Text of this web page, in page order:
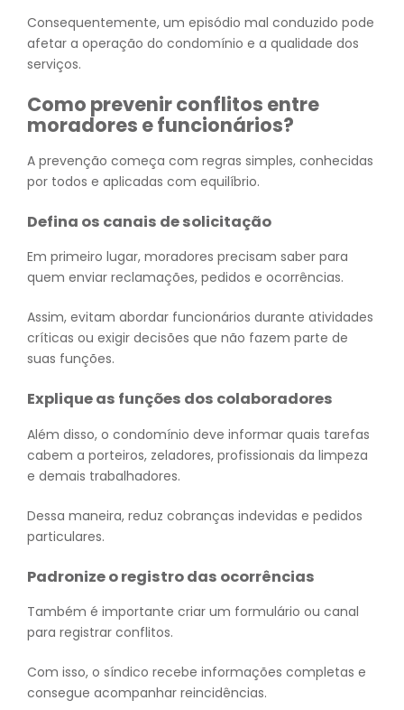
Consequentemente, um episódio mal conduzido pode
afetar a operação do condomínio e a qualidade dos
serviços.
Como prevenir conflitos entre
moradores e funcionários?
A prevenção começa com regras simples, conhecidas
por todos e aplicadas com equilíbrio.
Defina os canais de solicitação
Em primeiro lugar, moradores precisam saber para
quem enviar reclamações, pedidos e ocorrências.
Assim, evitam abordar funcionários durante atividades
críticas ou exigir decisões que não fazem parte de
suas funções.
Explique as funções dos colaboradores
Além disso, o condomínio deve informar quais tarefas
cabem a porteiros, zeladores, profissionais da limpeza
e demais trabalhadores.
Dessa maneira, reduz cobranças indevidas e pedidos
particulares.
Padronize o registro das ocorrências
Também é importante criar um formulário ou canal
para registrar conflitos.
Com isso, o síndico recebe informações completas e
consegue acompanhar reincidências.